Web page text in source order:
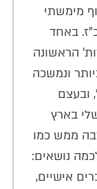
מימשתי
באחד
הראשונה
ונמשכה
ובעצם
בארץ
ממש כמו
נושאים:
אישיים,